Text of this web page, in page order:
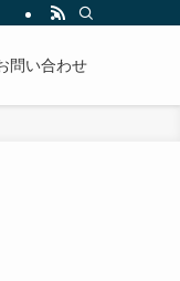
問い合わせ